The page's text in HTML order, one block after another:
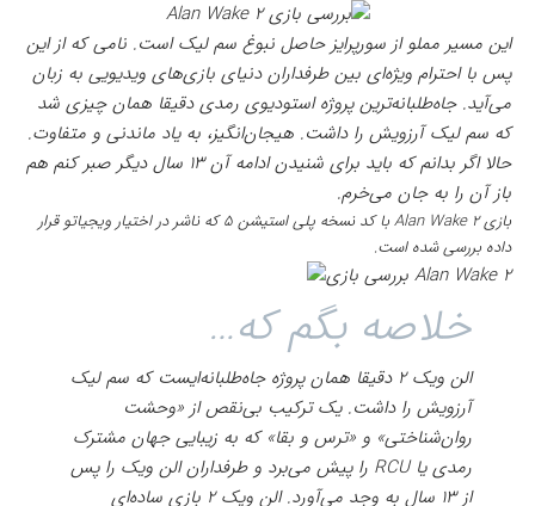
این مسیر مملو از سورپرایز حاصل نبوغ سم لیک است. نامی که از این
پس با احترام ویژه‌ای بین طرفداران دنیای بازی‌های ویدیویی به زبان
می‌آید. جاه‌طلبانه‌ترین پروژه استودیوی رمدی دقیقا همان چیزی شد
که سم لیک آرزویش را داشت. هیجان‌انگیز، به یاد ماندنی و متفاوت.
حالا اگر بدانم که باید برای شنیدن ادامه آن ۱۳ سال دیگر صبر کنم هم
باز آن را به جان می‌خرم.
بازیAlan Wake 2
با کد نسخه پلی استیشن ۵ که ناشر در اختیار ویجیاتو قرار
داده بررسی شده است.
خلاصه بگم که…
الن ویک ۲ دقیقا همان پروژه جاه‌طلبانه‌ایست که سم لیک
آرزویش را داشت. یک ترکیب بی‌نقص از «وحشت
روان‌شناختی» و «ترس و بقا» که به زیبایی جهان مشترک
رمدی یا RCU را پیش می‌برد و طرفداران الن ویک را پس
از ۱۳ سال به وجد می‌آورد. الن ویک ۲ بازی ساده‌ای